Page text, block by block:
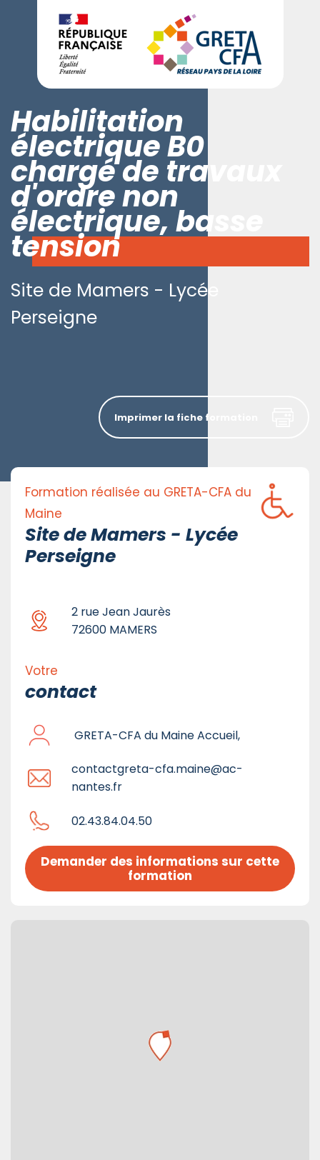
Habilitation
électrique B0
chargé de travaux
d'ordre non
électrique, basse
tension
Site de Mamers - Lycée
Perseigne
Formation réalisée au GRETA-CFA du
Maine
Site de Mamers - Lycée
Perseigne
2 rue Jean Jaurès
72600 MAMERS
Votre
contact
GRETA-CFA du Maine Accueil,
contactgreta-cfa.maine@ac-
nantes.fr
02.43.84.04.50
Demander des informations sur cette
formation
Imprimer la fiche formation